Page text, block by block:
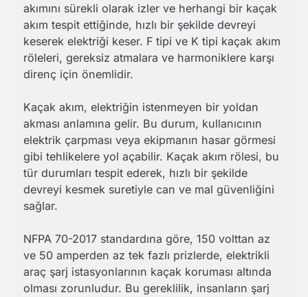
akımını sürekli olarak izler ve herhangi bir kaçak
akım tespit ettiğinde, hızlı bir şekilde devreyi
keserek elektriği keser. F tipi ve K tipi kaçak akım
röleleri, gereksiz atmalara ve harmoniklere karşı
direnç için önemlidir.
Kaçak akım, elektriğin istenmeyen bir yoldan
akması anlamına gelir. Bu durum, kullanıcının
elektrik çarpması veya ekipmanın hasar görmesi
gibi tehlikelere yol açabilir. Kaçak akım rölesi, bu
tür durumları tespit ederek, hızlı bir şekilde
devreyi kesmek suretiyle can ve mal güvenliğini
sağlar.
NFPA 70-2017 standardına göre, 150 volttan az
ve 50 amperden az tek fazlı prizlerde, elektrikli
araç şarj istasyonlarının kaçak koruması altında
olması zorunludur. Bu gereklilik, insanların şarj